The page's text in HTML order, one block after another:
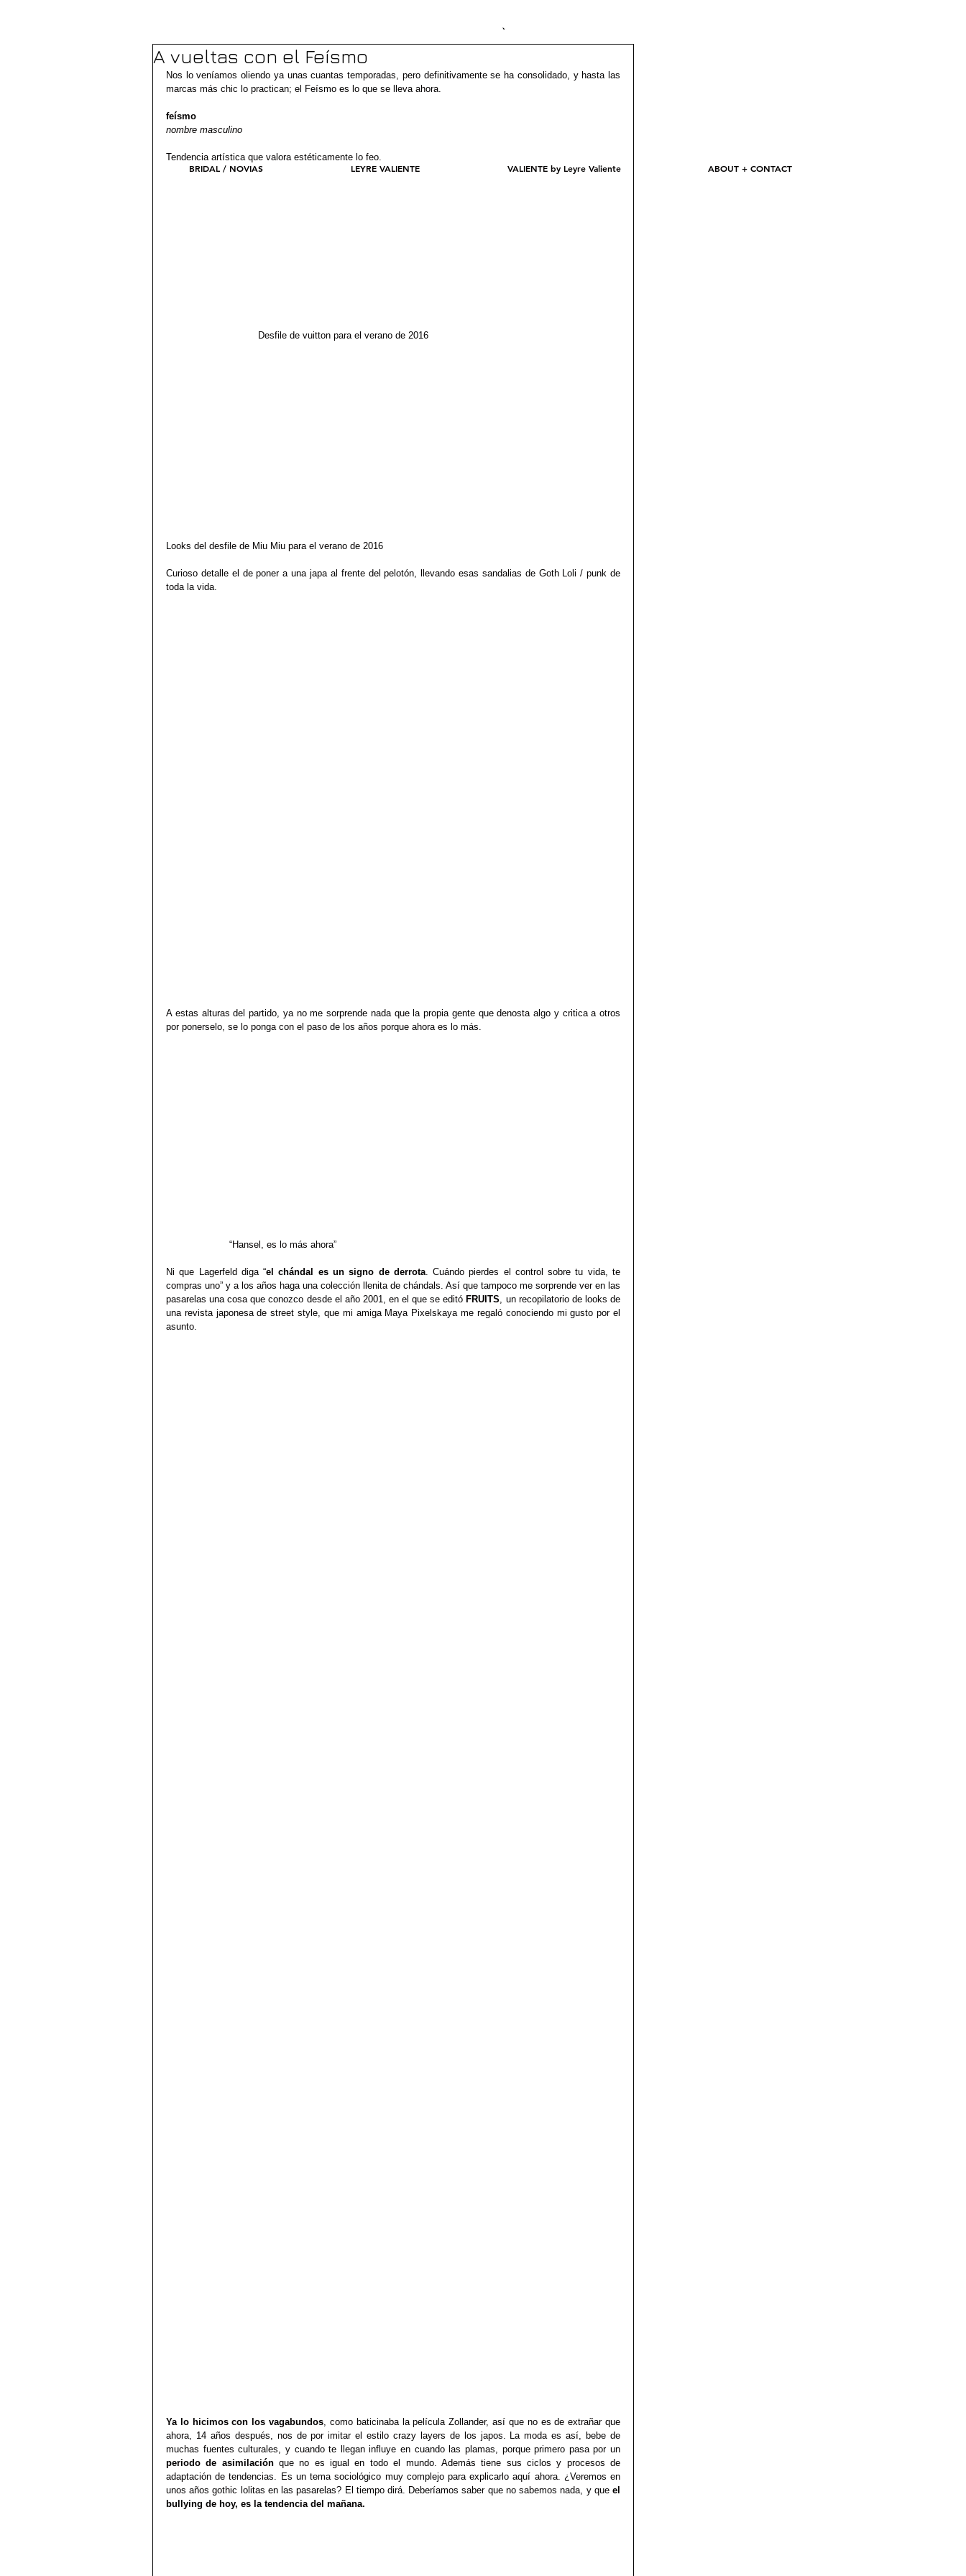
A vueltas con el Feísmo
Nos lo veníamos oliendo ya unas cuantas temporadas, pero definitivamente se ha consolidado, y hasta las
marcas más chic lo practican; el Feísmo es lo que se lleva ahora.
feísmo
nombre masculino
Tendencia artística que valora estéticamente lo feo.
                                Desfile de vuitton para el verano de 2016
Looks del desfile de Miu Miu para el verano de 2016
Curioso detalle el de poner a una japa al frente del pelotón, llevando esas sandalias de Goth Loli / punk de
toda la vida.
A estas alturas del partido, ya no me sorprende nada que la propia gente que denosta algo y critica a otros
por ponerselo, se lo ponga con el paso de los años porque ahora es lo más.
                      “Hansel, es lo más ahora”
Ni que Lagerfeld diga “el chándal es un signo de derrota. Cuándo pierdes el control sobre tu vida, te
compras uno” y a los años haga una colección llenita de chándals. Así que tampoco me sorprende ver en las
pasarelas una cosa que conozco desde el año 2001, en el que se editó FRUITS , un recopilatorio de looks de
una revista japonesa de street style, que mi amiga Maya Pixelskaya me regaló conociendo mi gusto por el
asunto.
Ya lo hicimos con los vagabundos , como baticinaba la película Zollander, así que no es de extrañar que
ahora, 14 años después, nos de por imitar el estilo crazy layers de los japos. La moda es así, bebe de
periodo de asimilación que no es igual en todo el mundo. Además tiene sus ciclos y procesos de
adaptación de tendencias. Es un tema sociológico muy complejo para explicarlo aquí ahora. ¿Veremos en
unos años gothic lolitas en las pasarelas? El tiempo dirá. Deberíamos saber que no sabemos nada, y que el
bullying de hoy, es la tendencia del mañana.
BRIDAL / NOVIAS LEYRE VALIENTE VALIENTE by Leyre Valiente ABOUT + CONTACT